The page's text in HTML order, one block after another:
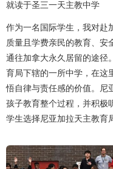
就读于圣三一天主教中学
作为一名国际学生，我对赴
质量且学费亲民的教育、安
通往加拿大永久居留的途径
育局下辖的一所中学，在这
悟自律与责任感的价值。尼
孩子教育整个过程，并积极
学生选择尼亚加拉天主教育